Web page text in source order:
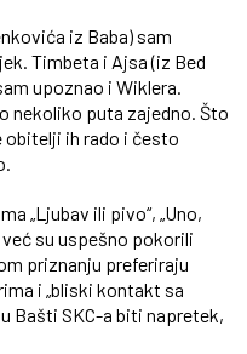
iz Baba) sam
Timbeta i Ajsa (iz Bed
upoznao i Wiklera.
nekoliko puta zajedno. Što
obitelji ih rado i često
„Ljubav ili pivo“, „Uno,
već su uspešno pokorili
priznanju preferiraju
i „bliski kontakt sa
Bašti SKC-a biti napretek,